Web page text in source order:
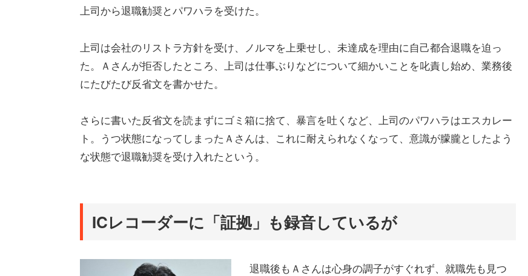
上司から退職勧奨とパワハラを受けた。
上司は会社のリストラ方針を受け、ノルマを上乗せし、未達成を理由に自己都合退職を迫っ
た。Ａさんが拒否したところ、上司は仕事ぶりなどについて細かいことを叱責し始め、業務後
にたびたび反省文を書かせた。
さらに書いた反省文を読まずにゴミ箱に捨て、暴言を吐くなど、上司のパワハラはエスカレー
ト。うつ状態になってしまったＡさんは、これに耐えられなくなって、意識が朦朧としたよう
な状態で退職勧奨を受け入れたという。
ICレコーダーに「証拠」も録音しているが
退職後もＡさんは心身の調子がすぐれず、就職先も見つ